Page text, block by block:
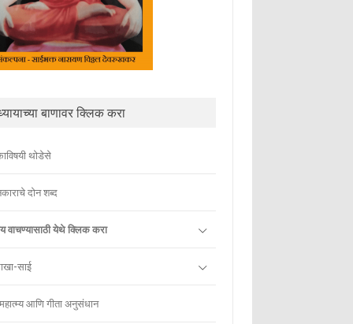
बाणावर क्लिक करा
थोडेसे
दोन शब्द
वाचण्यासाठी येथे क्लिक करा
साई
महात्म्य आणि गीता अनुसंधान